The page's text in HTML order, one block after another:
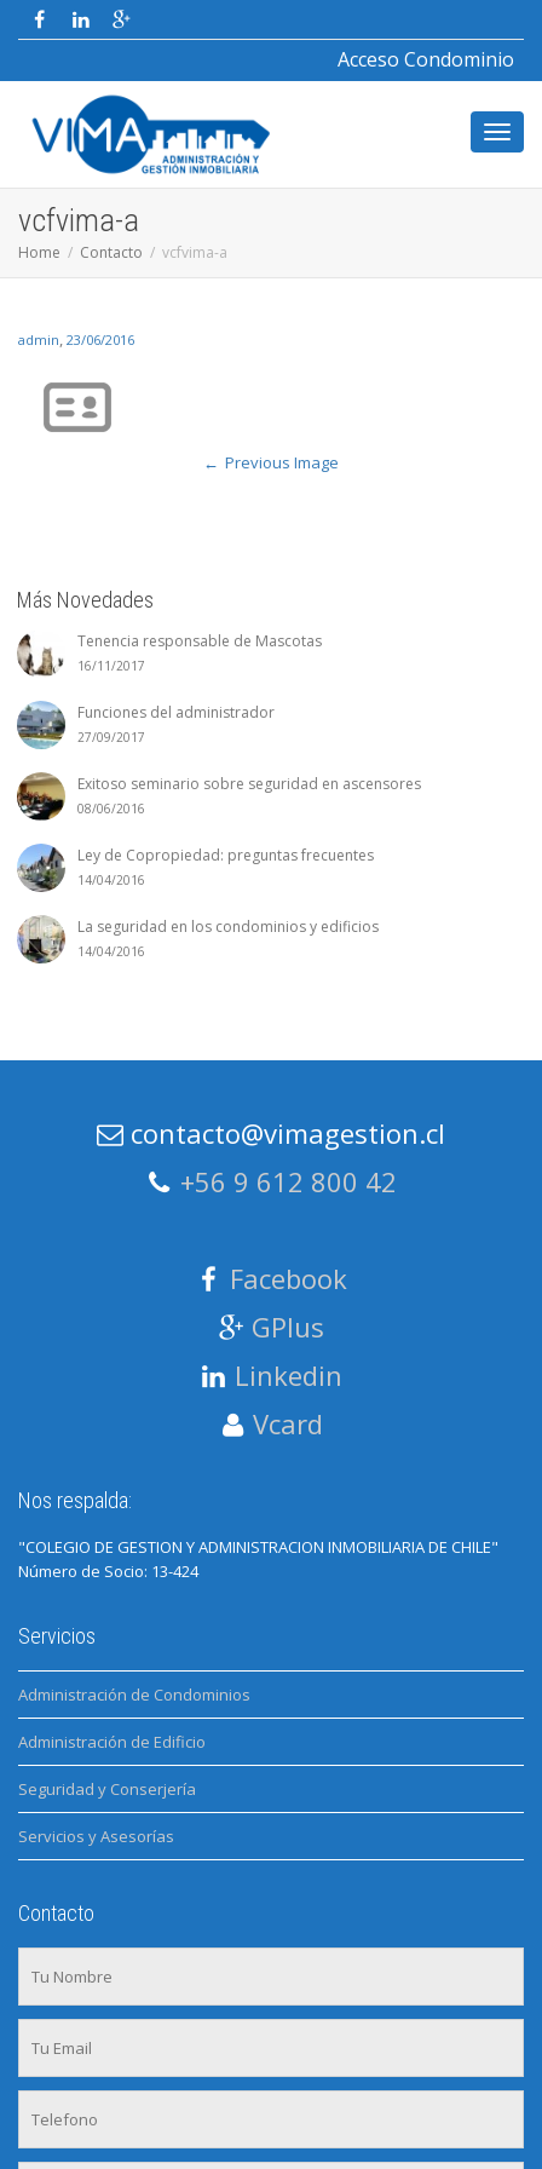
Acceso Condominio
vcfvima-a
Home Contacto vcfvima-a
admin, 23/06/2016
Previous Image
Más Novedades
Tenencia responsable de Mascotas
16/11/2017
Funciones del administrador
27/09/2017
Exitoso seminario sobre seguridad en ascensores
08/06/2016
Ley de Copropiedad: preguntas frecuentes
14/04/2016
La seguridad en los condominios y edificios
14/04/2016
contacto@vimagestion.cl
+56 9 612 800 42
Facebook
GPlus
Linkedin
Vcard
Nos respalda:
"COLEGIO DE GESTION Y ADMINISTRACION INMOBILIARIA DE CHILE"
Número de Socio: 13-424
Servicios
Administración de Condominios
Administración de Edificio
Seguridad y Conserjería
Servicios y Asesorías
Contacto